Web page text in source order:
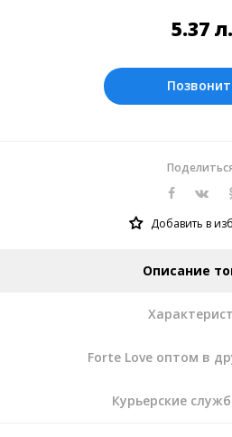
0.655166 л.
5.37 л.
Добавить в
Описание
Forte Love оптом в
Курьерские